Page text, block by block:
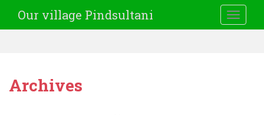
Our village Pindsultani
Archives